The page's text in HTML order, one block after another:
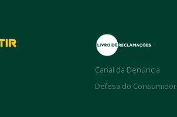
Canal da Denúncia
Defesa do Consumidor